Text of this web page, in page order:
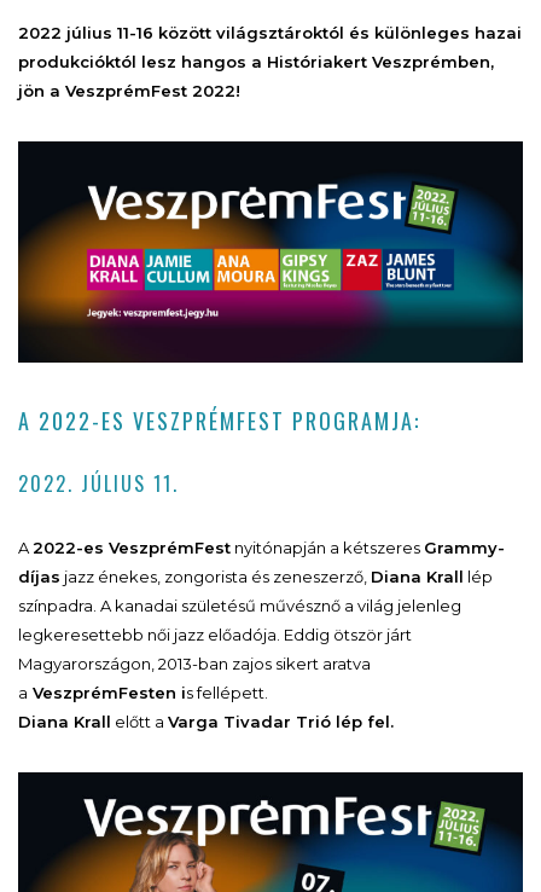
2022 július 11-16 között világsztároktól és különleges hazai
produkcióktól lesz hangos a Históriakert Veszprémben,
jön a VeszprémFest 2022!
A 2022-ES VESZPRÉMFEST PROGRAMJA:
2022. JÚLIUS 11.
A2022-es VeszprémFest nyitónapján a kétszeres Grammy-
díjas jazz énekes, zongorista és zeneszerző, Diana Krall lép
színpadra. A kanadai születésű művésznő a világ jelenleg
legkeresettebb női jazz előadója. Eddig ötször járt
Magyarországon, 2013-ban zajos sikert aratva
a VeszprémFesten is fellépett.
Diana Krall előtt a Varga Tivadar Trió lép fel.